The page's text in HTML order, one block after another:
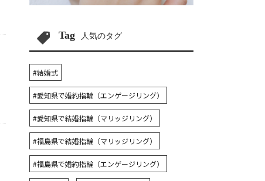
Tag 人気のタグ
#結婚式
#愛知県で婚約指輪（エンゲージリング）
#愛知県で結婚指輪（マリッジリング）
#福島県で結婚指輪（マリッジリング）
#福島県で婚約指輪（エンゲージリング）